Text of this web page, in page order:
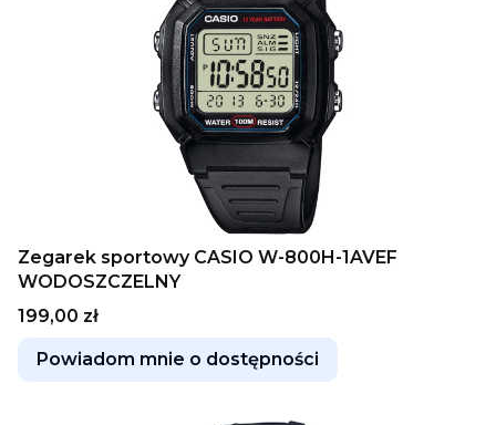
Zegarek sportowy CASIO W-800H-1AVEF
WODOSZCZELNY
Cena
199,00 zł
Powiadom mnie o dostępności